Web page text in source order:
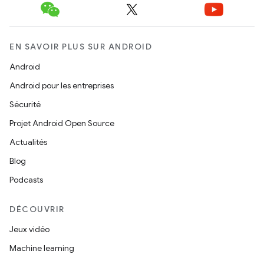
EN SAVOIR PLUS SUR ANDROID
Android
Android pour les entreprises
Sécurité
Projet Android Open Source
Actualités
Blog
Podcasts
DÉCOUVRIR
Jeux vidéo
Machine learning